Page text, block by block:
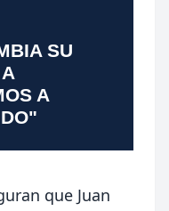
SU
A
que Juan